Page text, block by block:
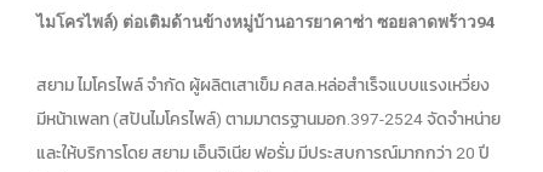
ไมโครไพล์) ต่อเติมด้านข้างหมู่บ้านอารยาคาซ่า ซอยลาดพร้าว94
สยาม ไมโครไพล์ จำกัด ผู้ผลิตเสาเข็ม คสล.หล่อสำเร็จแบบแรงเหวี่ยง
มีหน้าเพลท (สปันไมโครไพล์) ตามมาตรฐานมอก.397-2524 จัดจำหน่าย
และให้บริการโดย สยาม เอ็นจิเนีย ฟอรั่ม มีประสบการณ์มากกว่า 20 ปี